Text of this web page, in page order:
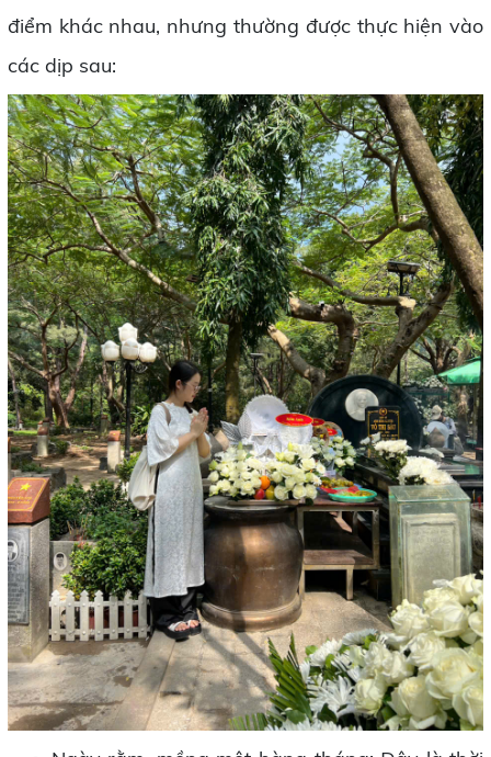
điểm khác nhau, nhưng thường được thực hiện vào
các dịp sau: